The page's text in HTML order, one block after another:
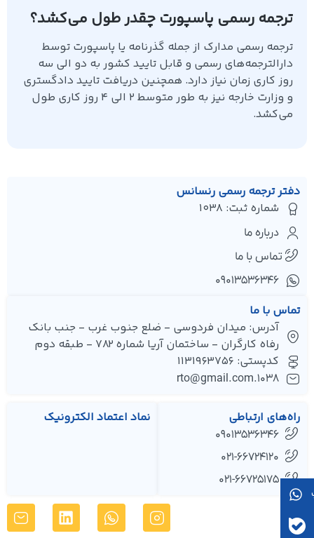
ترجمه رسمی پاسپورت چقدر طول می‌کشد؟
ترجمه رسمی مدارک از جمله گذرنامه یا پاسپورت توسط
دارالترجمه‌های رسمی و قابل تایید کشور به دو الی سه
روز کاری زمان نیاز دارد. همچنین دریافت تایید دادگستری
و وزارت خارجه نیز به طور متوسط ۲ الی ۴ روز کاری طول
می‌کشد.
دفتر ترجمه رسمی رنسانس
شماره ثبت: 1038
درباره ما
تماس با ما
۰۹۰۱۳۵۳۶۳۴۶
تماس با ما
آدرس: میدان فردوسی - ضلع جنوب غرب - جنب بانک
رفاه کارگران - ساختمان آریا شماره 782 - طبقه دوم
کدپستی: 1131963756
1038.rto@gmail.com
راه‌های ارتباطی
09013536346
021-66724120
021-66725175
نماد اعتماد الکترونیک